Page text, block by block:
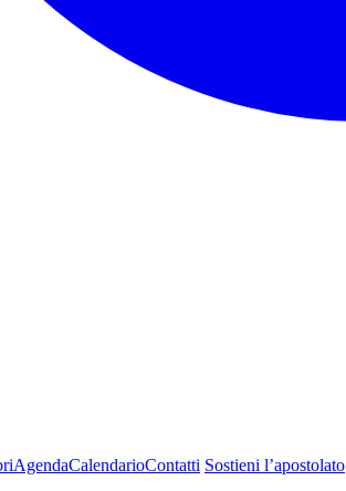
AgendaCalendarioContatti Sostieni l’apostolato